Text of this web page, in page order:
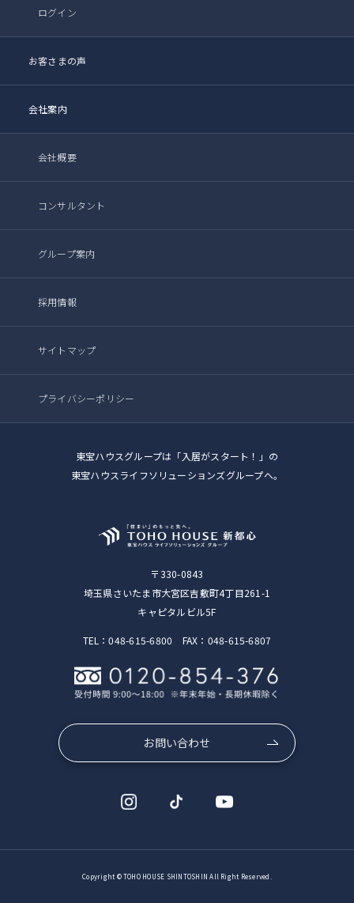
ログイン
お客さまの声
会社案内
会社概要
コンサルタント
グループ案内
採用情報
サイトマップ
プライバシーポリシー
東宝ハウスグループは「入居がスタート！」の
東宝ハウスライフソリューションズグループへ。
〒330-0843
埼玉県さいたま市大宮区吉敷町4丁目261-1
キャピタルビル5F
TEL：048-615-6800 FAX：048-615-6807
お問い合わせ
Copyright © TOHO HOUSE SHINTOSHIN All Right Reserved.